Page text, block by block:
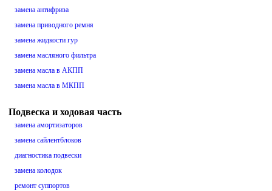
замена антифриза
замена приводного ремня
замена жидкости гур
замена масляного фильтра
замена масла в АКПП
замена масла в МКПП
Подвеска и ходовая часть
замена амортизаторов
замена сайлентблоков
диагностика подвески
замена колодок
ремонт суппортов